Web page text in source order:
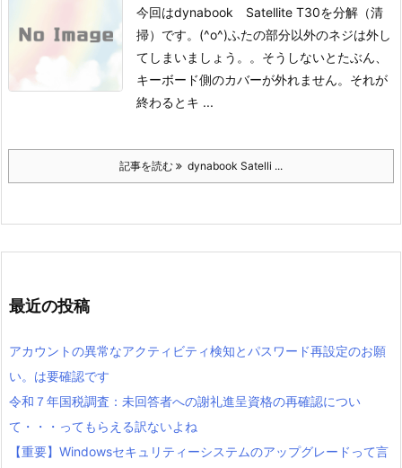
今回はdynabook Satellite T30を分解（清
掃）です。(^o^)ふたの部分以外のネジは外し
てしまいましょう。。 そうしないとたぶん、
キーボード側のカバーが外れません。 それが
終わるとキ ...
記事を読む dynabook Satelli ...
最近の投稿
アカウントの異常なアクティビティ検知とパスワード再設定のお願
い。は要確認です
令和７年国税調査：未回答者への謝礼進呈資格の再確認につい
て・・・ってもらえる訳ないよね
【重要】Windowsセキュリティーシステムのアップグレードって言